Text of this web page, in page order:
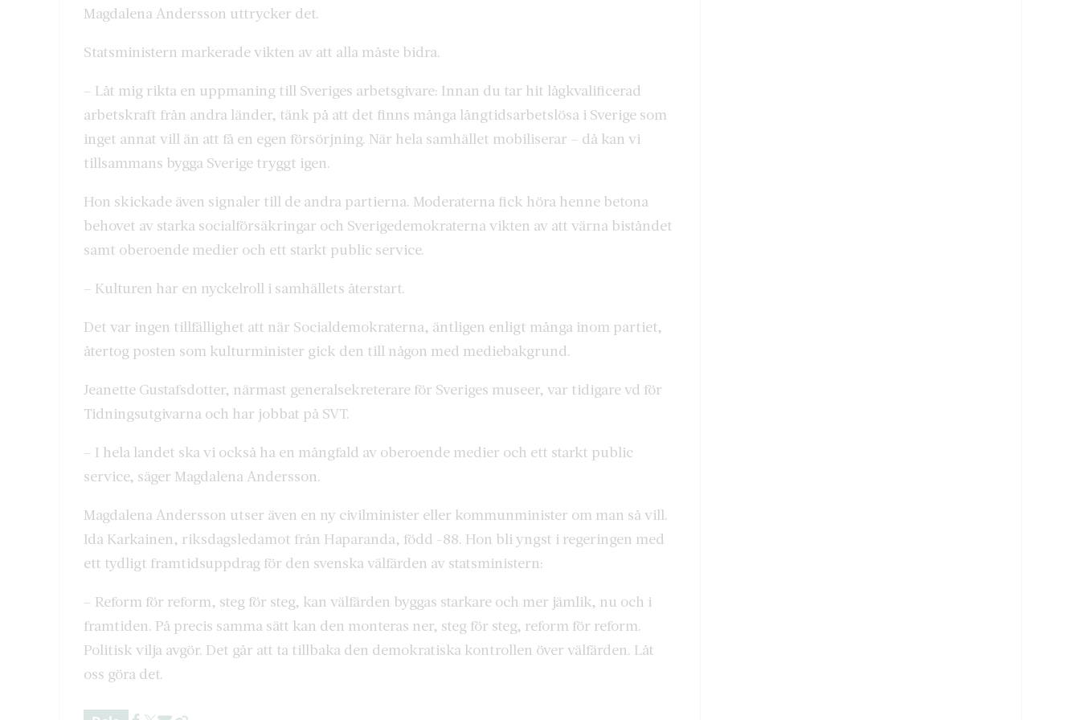
Magdalena Andersson uttrycker det.
Statsministern markerade vikten av att alla måste bidra.
– Låt mig rikta en uppmaning till Sveriges arbetsgivare: Innan du tar hit lågkvalificerad
arbetskraft från andra länder, tänk på att det finns många långtidsarbetslösa i Sverige som
inget annat vill än att få en egen försörjning. När hela samhället mobiliserar – då kan vi
tillsammans bygga Sverige tryggt igen.
Hon skickade även signaler till de andra partierna. Moderaterna fick höra henne betona
behovet av starka socialförsäkringar och Sverigedemokraterna vikten av att värna biståndet
samt oberoende medier och ett starkt public service.
– Kulturen har en nyckelroll i samhällets återstart.
Det var ingen tillfällighet att när Socialdemokraterna, äntligen enligt många inom partiet,
återtog posten som kulturminister gick den till någon med mediebakgrund.
Jeanette Gustafsdotter, närmast generalsekreterare för Sveriges museer, var tidigare vd för
Tidningsutgivarna och har jobbat på SVT.
– I hela landet ska vi också ha en mångfald av oberoende medier och ett starkt public
service, säger Magdalena Andersson.
Magdalena Andersson utser även en ny civilminister eller kommunminister om man så vill.
Ida Karkainen, riksdagsledamot från Haparanda, född -88. Hon bli yngst i regeringen med
ett tydligt framtidsuppdrag för den svenska välfärden av statsministern:
– Reform för reform, steg för steg, kan välfärden byggas starkare och mer jämlik, nu och i
framtiden. På precis samma sätt kan den monteras ner, steg för steg, reform för reform.
Politisk vilja avgör. Det går att ta tillbaka den demokratiska kontrollen över välfärden. Låt
oss göra det.